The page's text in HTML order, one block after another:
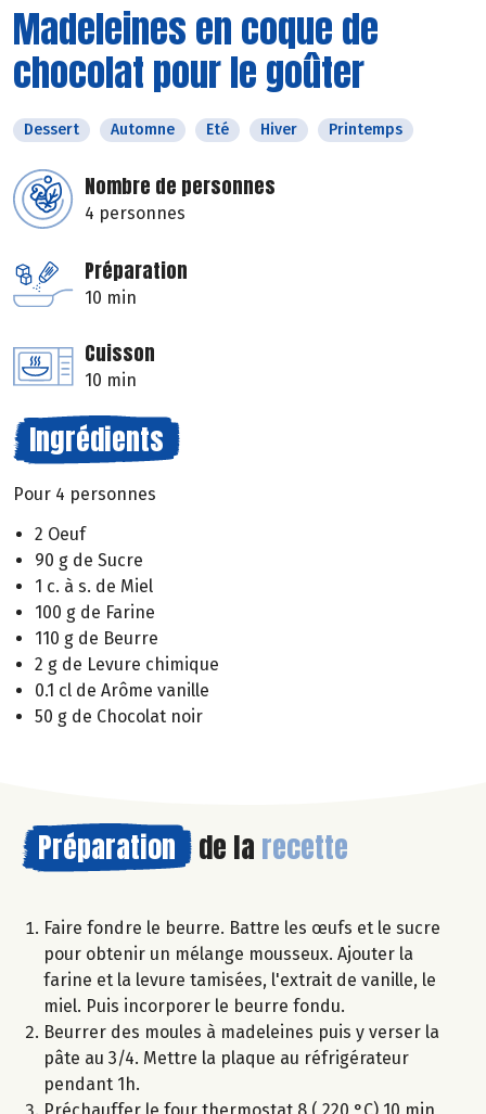
Madeleines en coque de
chocolat pour le goûter
Dessert Automne Eté Hiver Printemps
Nombre de personnes
4 personnes
Préparation
10 min
Cuisson
10 min
Ingrédients
Pour 4 personnes
2 Oeuf
90 g de Sucre
1 c. à s. de Miel
100 g de Farine
110 g de Beurre
2 g de Levure chimique
0.1 cl de Arôme vanille
50 g de Chocolat noir
Préparation de la recette
Faire fondre le beurre. Battre les œufs et le sucre
pour obtenir un mélange mousseux. Ajouter la
farine et la levure tamisées, l'extrait de vanille, le
miel. Puis incorporer le beurre fondu.
Beurrer des moules à madeleines puis y verser la
pâte au 3/4. Mettre la plaque au réfrigérateur
pendant 1h.